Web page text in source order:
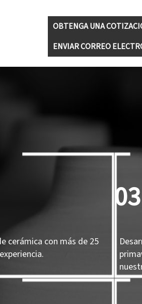
OBTENGA UNA
ENVIAR CORREO
cerámica con más de 25
03